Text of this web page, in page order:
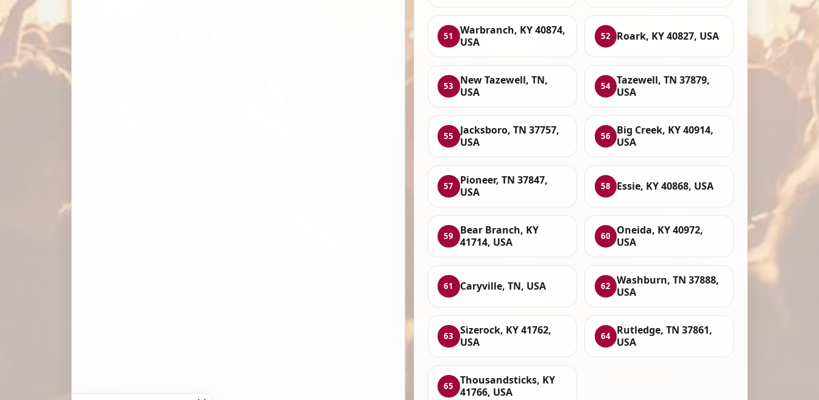
51
Warbranch, KY 40874,
USA
52 Roark, KY 40827, USA
53
New Tazewell, TN,
USA
54 Tazewell, TN 37879,
USA
55
Jacksboro, TN 37757,
USA
56
Big Creek, KY 40914,
USA
57
Pioneer, TN 37847,
USA
58 Essie, KY 40868, USA
59
Bear Branch, KY
41714, USA
60
Oneida, KY 40972,
USA
61 Caryville, TN, USA 62
Washburn, TN 37888,
USA
63
Sizerock, KY 41762,
USA
64
Rutledge, TN 37861,
USA
65
Thousandsticks, KY
41766, USA